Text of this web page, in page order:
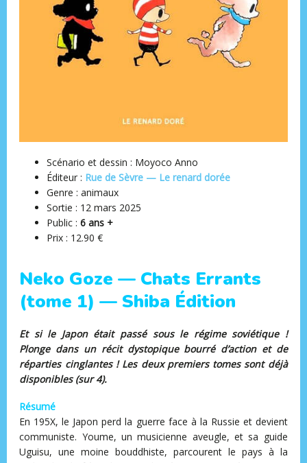
Scénario et dessin : Moyoco Anno
Éditeur : Rue de Sèvre — Le renard dorée
Genre : animaux
Sortie : 12 mars 2025
Public :6 ans +
Prix : 12.90 €
Neko Goze — Chats Errants
(tome 1) — Shiba Édition
Et si le Japon était passé sous le régime soviétique !
Plonge dans un récit dystopique bourré d’action et de
réparties cinglantes ! Les deux premiers tomes sont déjà
disponibles (sur 4).
Résumé
En 195X, le Japon perd la guerre face à la Russie et devient
communiste. Youme, un musicienne aveugle, et sa guide
Uguisu, une moine bouddhiste, parcourent le pays à la